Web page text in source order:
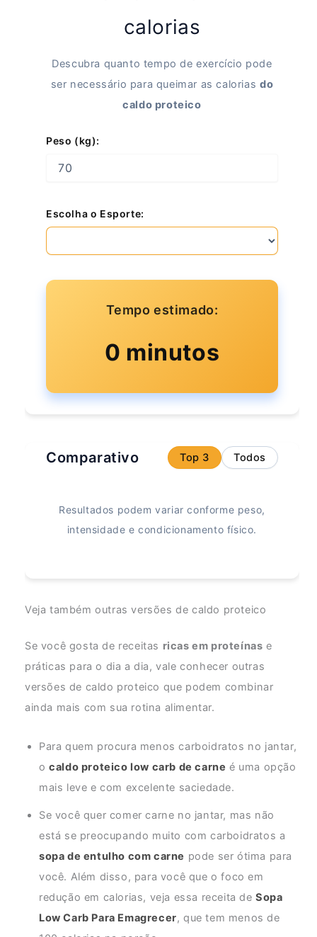
calorias
Descubra quanto tempo de exercício pode
ser necessário para queimar as calorias do
caldo proteico
Peso (kg):
Escolha o Esporte:
Tempo estimado:
0 minutos
Comparativo Top 3 Todos
Resultados podem variar conforme peso,
intensidade e condicionamento físico.
Veja também outras versões de caldo proteico
Se você gosta de receitas ricas em proteínas e
práticas para o dia a dia, vale conhecer outras
versões de caldo proteico que podem combinar
ainda mais com sua rotina alimentar.
Para quem procura menos carboidratos no jantar,
ocaldo proteico low carb de carne é uma opção
mais leve e com excelente saciedade.
Se você quer comer carne no jantar, mas não
está se preocupando muito com carboidratos a
sopa de entulho com carne pode ser ótima para
você. Além disso, para você que o foco em
redução em calorias, veja essa receita deSopa
Low Carb Para Emagrecer, que tem menos de